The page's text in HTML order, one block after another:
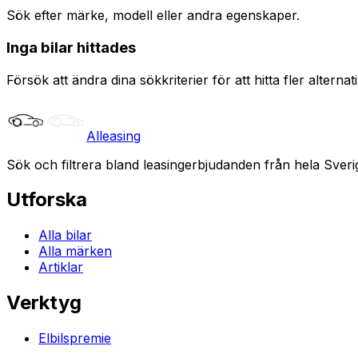
Sök efter märke, modell eller andra egenskaper.
Inga bilar hittades
Försök att ändra dina sökkriterier för att hitta fler
Alleasing
Sök och filtrera bland leasingerbjudanden från hela
Utforska
Alla bilar
Alla märken
Artiklar
Verktyg
Elbilspremie